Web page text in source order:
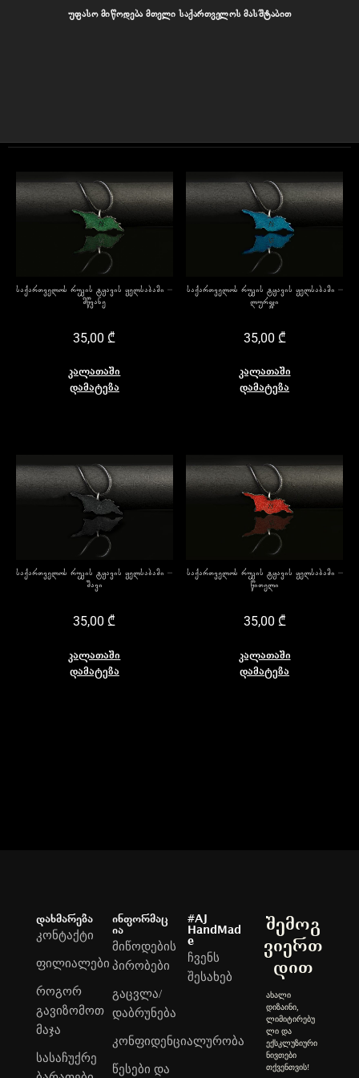
უფასო მიწოდება მთელი საქართველოს მასშტაბით
საქართველოს რუკის ტყავის ყელსაბამი –
მწვანე
35,00₾
კალათაში
დამატება
საქართველოს რუკის ტყავის ყელსაბამი –
ლურჯი
35,00 ₾
კალათაში
დამატება
საქართველოს რუკის ტყავის ყელსაბამი –
შავი
35,00₾
კალათაში
დამატება
საქართველოს რუკის ტყავის ყელსაბამი –
წითელი
35,00 ₾
კალათაში
დამატება
დახმარება
კონტაქტი
ფილიალები
როგორ
გავიზომოთ
მაჯა
სასაჩუქრე
ინფორმაც
ია
მიწოდების
პირობები
გაცვლა/
დაბრუნება
კონფიდენციალურობა
წესები და
#AJ
HandMad
e
ჩვენს
შესახებ
შემოგ
ვიერთ
დით
ახალი
დიზაინი,
ლიმიტირებუ
ლი და
ექსკლუზიური
ნივთები
თქვენთვის!